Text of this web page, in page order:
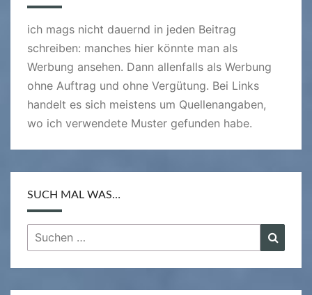
ich mags nicht dauernd in jeden Beitrag
schreiben: manches hier könnte man als
Werbung ansehen. Dann allenfalls als Werbung
ohne Auftrag und ohne Vergütung. Bei Links
handelt es sich meistens um Quellenangaben,
wo ich verwendete Muster gefunden habe.
SUCH MAL WAS…
Suchen
nach: